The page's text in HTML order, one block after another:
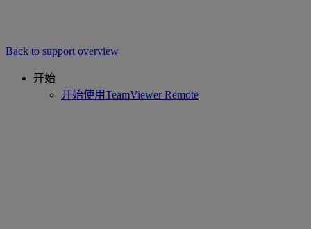
Back to support overview
开始
开始使用TeamViewer Remote